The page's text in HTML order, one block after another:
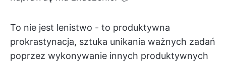
To nie jest lenistwo - to produktywna
prokrastynacja, sztuka unikania ważnych zadań
poprzez wykonywanie innych produktywnych